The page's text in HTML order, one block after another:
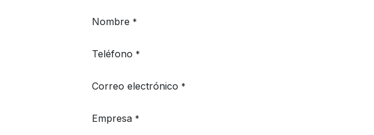
Nombre *
Teléfono *
Correo electrónico *
Empresa *